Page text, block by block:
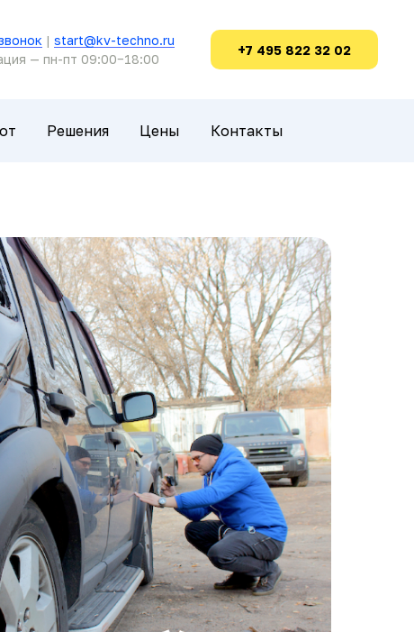
| start@kv-techno.ru
— пн-пт 09:00−18:00
+7 495 822 32 02
Решения Цены Контакты